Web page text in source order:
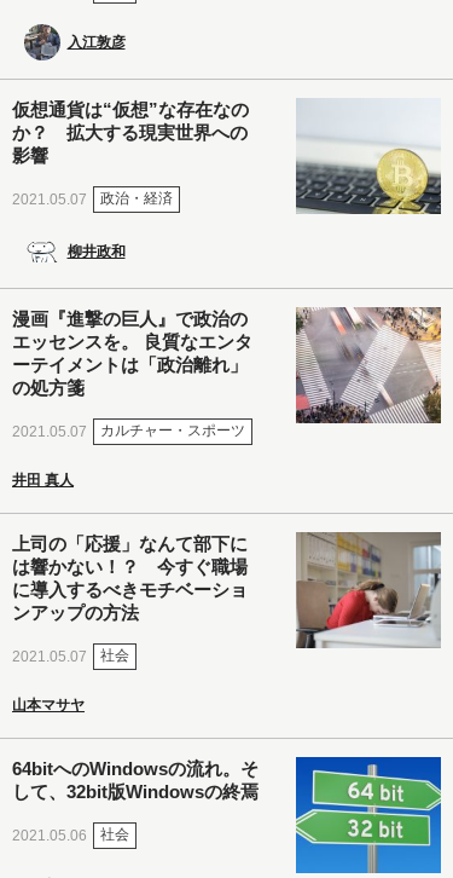
入江敦彦
仮想通貨は“仮想”な存在なの
か？ 拡大する現実世界への
影響
2021.05.07 政治・経済
柳井政和
漫画『進撃の巨人』で政治の
エッセンスを。 良質なエンタ
ーテイメントは「政治離れ」
の処方箋
2021.05.07 カルチャー・スポーツ
井田 真人
上司の「応援」なんて部下に
は響かない！？ 今すぐ職場
に導入するべきモチベーショ
ンアップの方法
2021.05.07 社会
山本マサヤ
64bitへのWindowsの流れ。そ
して、32bit版Windowsの終焉
2021.05.06 社会